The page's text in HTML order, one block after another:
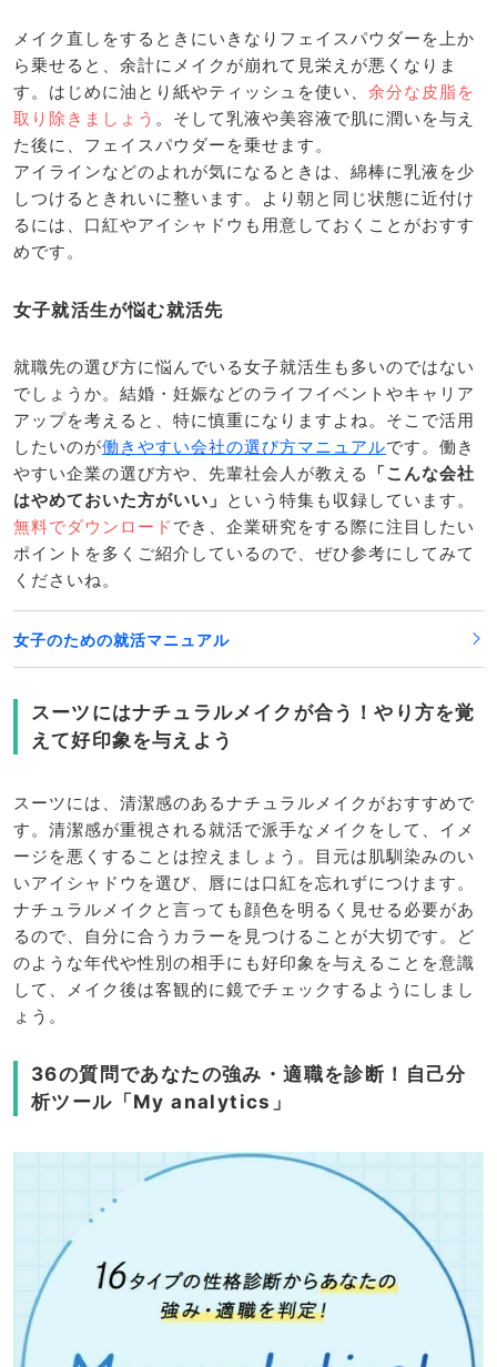
メイク直しをするときにいきなりフェイスパウダーを上か
ら乗せると、余計にメイクが崩れて見栄えが悪くなりま
す。はじめに油とり紙やティッシュを使い、 余分な皮脂を
取り除きましょう 。そして乳液や美容液で肌に潤いを与え
た後に、フェイスパウダーを乗せます。
アイラインなどのよれが気になるときは、綿棒に乳液を少
しつけるときれいに整います。より朝と同じ状態に近付け
るには、口紅やアイシャドウも用意しておくことがおすす
めです。
女子就活生が悩む就活先
就職先の選び方に悩んでいる女子就活生も多いのではない
でしょうか。結婚・妊娠などのライフイベントやキャリア
アップを考えると、特に慎重になりますよね。そこで活用
したいのが働きやすい会社の選び方マニュアルです。働き
やすい企業の選び方や、先輩社会人が教える
「こんな会社
はやめておいた方がいい」 という特集も収録しています。
無料でダウンロード でき、企業研究をする際に注目したい
ポイントを多くご紹介しているので、ぜひ参考にしてみて
くださいね。
女子のための就活マニュアル
スーツにはナチュラルメイクが合う！やり方を覚
えて好印象を与えよう
スーツには、清潔感のあるナチュラルメイクがおすすめで
す。清潔感が重視される就活で派手なメイクをして、イメ
ージを悪くすることは控えましょう。目元は肌馴染みのい
いアイシャドウを選び、唇には口紅を忘れずにつけます。
ナチュラルメイクと言っても顔色を明るく見せる必要があ
るので、自分に合うカラーを見つけることが大切です。ど
のような年代や性別の相手にも好印象を与えることを意識
して、メイク後は客観的に鏡でチェックするようにしまし
ょう。
36の質問であなたの強み・適職を診断！自己分
析ツール「My analytics」